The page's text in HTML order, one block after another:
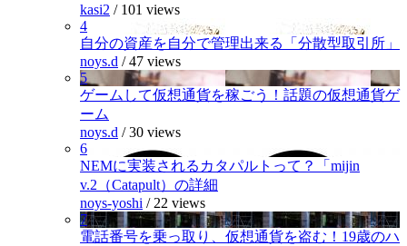
kasi2 / 101 views
4
自分の資産を自分で管理出来る「分散型取引所」
noys.d /47 views
5
ゲームして仮想通貨を稼ごう！話題の仮想通貨ゲ
ーム
noys.d /30 views
6
NEMに実装されるカタパルトって？「mijin
v.2（Catapult）の詳細
noys-yoshi / 22 views
7
電話番号を乗っ取り、仮想通貨を盗む！19歳のハ